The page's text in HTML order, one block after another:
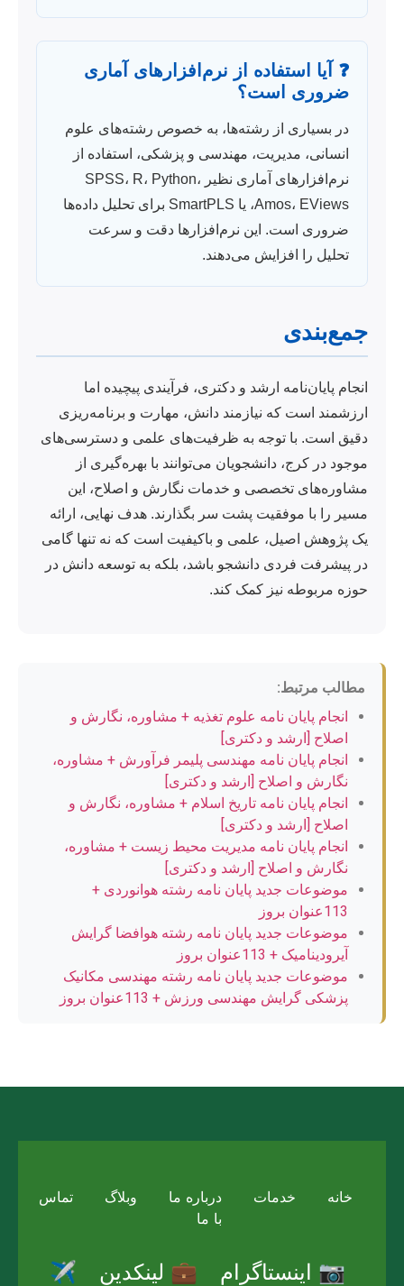
❓ آیا استفاده از نرم‌افزارهای آماری
ضروری است؟
در بسیاری از رشته‌ها، به خصوص رشته‌های علوم
انسانی، مدیریت، مهندسی و پزشکی، استفاده از
نرم‌افزارهای آماری نظیر SPSS، R، Python،
Amos، EViews، یا SmartPLS برای تحلیل داده‌ها
ضروری است. این نرم‌افزارها دقت و سرعت
تحلیل را افزایش می‌دهند.
جمع‌بندی
انجام پایان‌نامه ارشد و دکتری، فرآیندی پیچیده اما
ارزشمند است که نیازمند دانش، مهارت و برنامه‌ریزی
دقیق است. با توجه به ظرفیت‌های علمی و دسترسی‌های
موجود در کرج، دانشجویان می‌توانند با بهره‌گیری از
مشاوره‌های تخصصی و خدمات نگارش و اصلاح، این
مسیر را با موفقیت پشت سر بگذارند. هدف نهایی، ارائه
یک پژوهش اصیل، علمی و باکیفیت است که نه تنها گامی
در پیشرفت فردی دانشجو باشد، بلکه به توسعه دانش در
حوزه مربوطه نیز کمک کند.
مطالب مرتبط:
انجام پایان نامه علوم تغذیه + مشاوره، نگارش و
اصلاح [ارشد و دکتری]
انجام پایان نامه مهندسی پلیمر فرآورش + مشاوره،
نگارش و اصلاح [ارشد و دکتری]
انجام پایان نامه تاریخ اسلام + مشاوره، نگارش و
اصلاح [ارشد و دکتری]
انجام پایان نامه مدیریت محیط زیست + مشاوره،
نگارش و اصلاح [ارشد و دکتری]
موضوعات جدید پایان نامه رشته هوانوردی +
113عنوان بروز
موضوعات جدید پایان نامه رشته هوافضا گرایش
آیرودینامیک + 113عنوان بروز
موضوعات جدید پایان نامه رشته مهندسی مکانیک
پزشکی گرایش مهندسی ورزش + 113عنوان بروز
خانه خدمات درباره ما وبلاگ
تماس
با ما
📷 اینستاگرام 💼 لینکدین ✈️